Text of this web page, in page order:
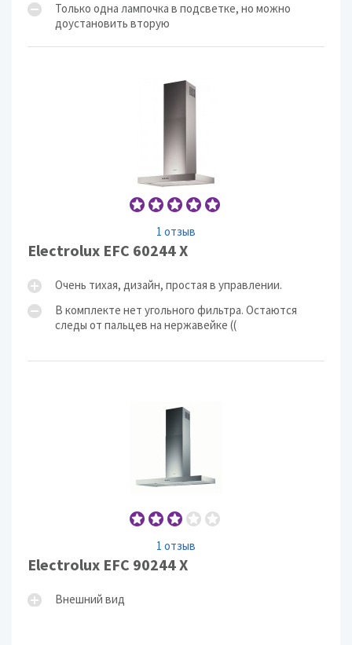
Только одна лампочка в подсветке, но можно
доустановить вторую
1 отзыв
Electrolux EFC 60244 X
Очень тихая, дизайн, простая в управлении.
В комплекте нет угольного фильтра. Остаются
следы от пальцев на нержавейке ((
1 отзыв
Electrolux EFC 90244 X
Внешний вид